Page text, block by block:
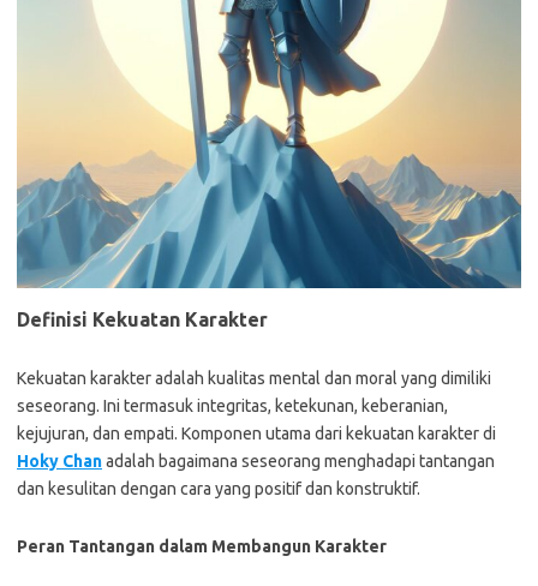
Definisi Kekuatan Karakter
Kekuatan karakter adalah kualitas mental dan moral yang dimiliki
seseorang. Ini termasuk integritas, ketekunan, keberanian,
kejujuran, dan empati. Komponen utama dari kekuatan karakter di
Hoky Chanadalah bagaimana seseorang menghadapi tantangan
dan kesulitan dengan cara yang positif dan konstruktif.
Peran Tantangan dalam Membangun Karakter